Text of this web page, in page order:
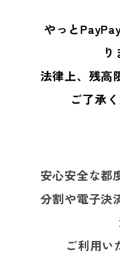
やっと
り
法律上、残高
ご了承
安心安全な都
分割や電子決
ご利用い